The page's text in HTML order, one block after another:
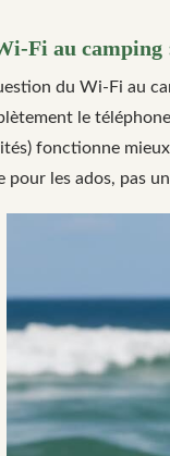
Fi au camping
du Wi-Fi au
le
fonctionne
pour les ados, pas